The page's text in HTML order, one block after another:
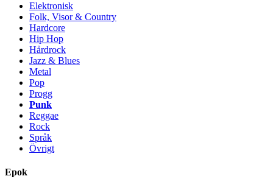
Elektronisk
Folk, Visor & Country
Hardcore
Hip Hop
Hårdrock
Jazz & Blues
Metal
Pop
Progg
Punk
Reggae
Rock
Språk
Övrigt
Epok